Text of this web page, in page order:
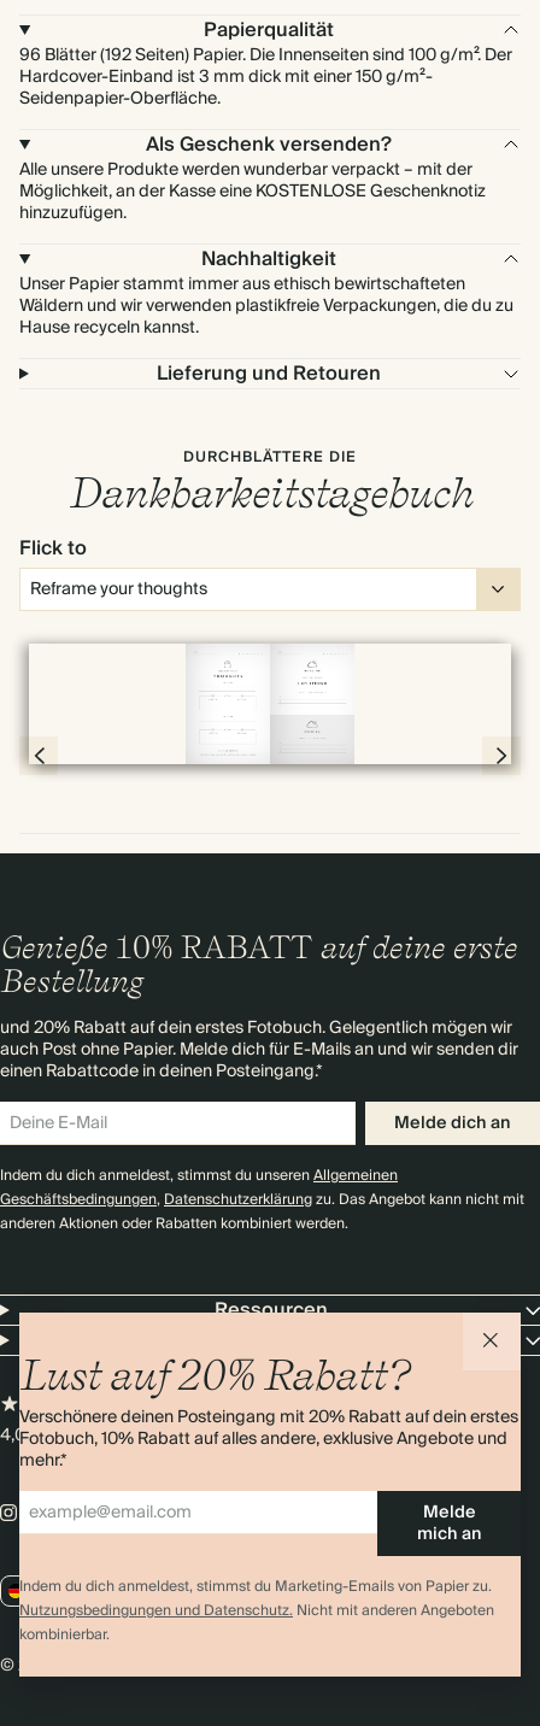
Papierqualität
96 Blätter (192 Seiten) Papier. Die Innenseiten sind 100 g/m². Der
Hardcover-Einband ist 3 mm dick mit einer 150 g/m²-
Seidenpapier-Oberfläche.
Als Geschenk versenden?
Alle unsere Produkte werden wunderbar verpackt – mit der
Möglichkeit, an der Kasse eine KOSTENLOSE Geschenknotiz
hinzuzufügen.
Nachhaltigkeit
Unser Papier stammt immer aus ethisch bewirtschafteten
Wäldern und wir verwenden plastikfreie Verpackungen, die du zu
Hause recyceln kannst.
Lieferung und Retouren
DURCHBLÄTTERE DIE
Dankbarkeitstagebuch
Flick to
Vollbild
Page 20 & 21 of 192
Lust auf 20% Rabatt?
Verschönere deinen Posteingang mit 20% Rabatt auf dein erstes
Fotobuch, 10% Rabatt auf alles andere, exklusive Angebote und
mehr.*
Melde
mich an
Indem du dich anmeldest, stimmst du Marketing-Emails von Papier zu.
Nutzungsbedingungen und Datenschutz.Nicht mit anderen Angeboten
kombinierbar.
Genieße 10% RABATT auf deine erste
Bestellung
und 20% Rabatt auf dein erstes Fotobuch. Gelegentlich mögen wir
auch Post ohne Papier. Melde dich für E-Mails an und wir senden dir
einen Rabattcode in deinen Posteingang.*
Melde dich an
Indem du dich anmeldest, stimmst du unserenAllgemeinen
Geschäftsbedingungen,Datenschutzerklärungzu. Das Angebot kann nicht mit
anderen Aktionen oder Rabatten kombiniert werden.
Ressourcen
4,0 SterneÜber 11.000 Bewertungen
DE / EUR
© 2026 Papier